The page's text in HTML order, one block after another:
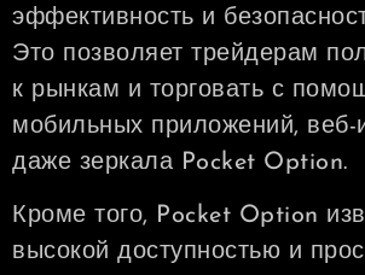
эффективность и
Это позволяет трейдерам
к рынкам и торговать с
мобильных приложений, веб-
даже зеркала Pocket Option.
Кроме того, Pocket Option
высокой доступностью и